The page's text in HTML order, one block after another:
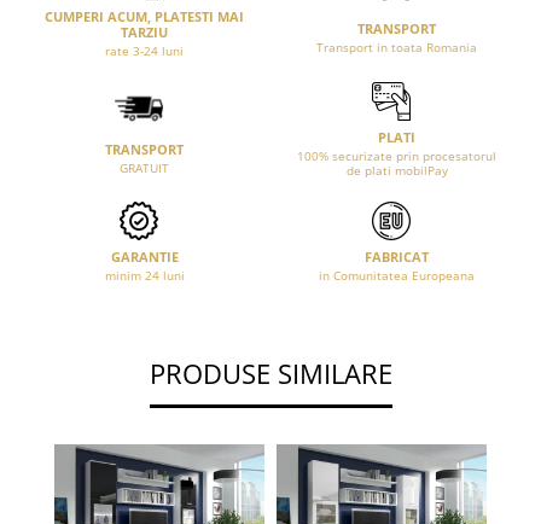
CUMPERI ACUM, PLATESTI MAI
TARZIU
rate 3-24 luni
TRANSPORT
Transport in toata Romania
TRANSPORT
GRATUIT
PLATI
100% securizate prin procesatorul
de plati mobilPay
GARANTIE
minim 24 luni
FABRICAT
in Comunitatea Europeana
PRODUSE SIMILARE